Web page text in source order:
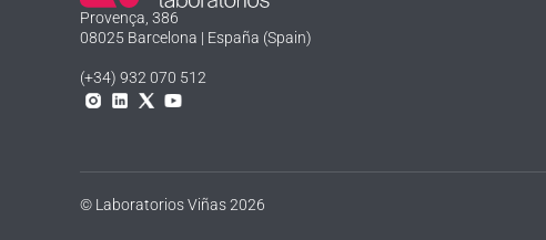
Laboratorios Viñas
Provença, 386
08025 Barcelona | España (Spain)
(+34) 932 070 512
Instagram
Linkedln
X YouTube
© Laboratorios Viñas 2026